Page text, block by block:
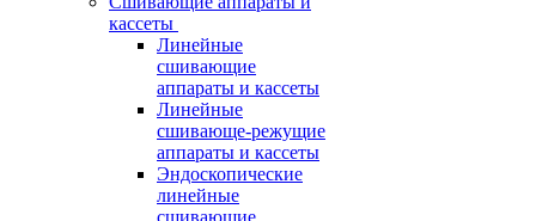
кассеты
Линейные
сшивающие
аппараты и кассеты
Линейные
сшивающе-режущие
аппараты и кассеты
Эндоскопические
линейные
сшивающие